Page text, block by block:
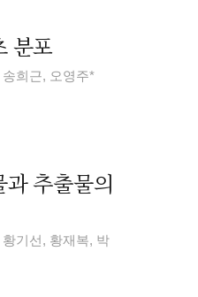
분포
희근, 오영주*
추출물의
기선, 황재복, 박